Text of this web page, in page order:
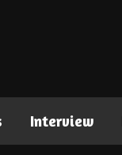
Interview